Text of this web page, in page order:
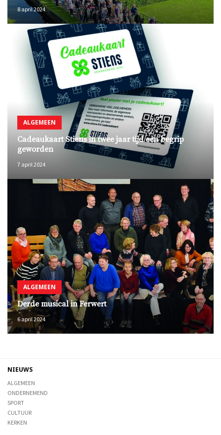
8 april 2024
ALGEMEEN
Cadeaukaart Stiens in twee jaar tijd een begrip
geworden
7 april 2024
ALGEMEEN
Derde musical in Ferwert
6 april 2024
NIEUWS
ALGEMEEN
ONDERNEMEND
SPORT
CULTUUR
KERKEN